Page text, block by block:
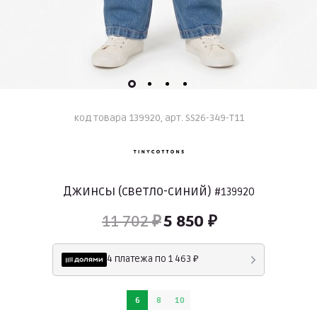
код товара 139920, арт. SS26-349-T11
Джинсы (светло-синий) #139920
11 702 ₽5 850 ₽
4 платежа по 1 463 ₽
6 8 10